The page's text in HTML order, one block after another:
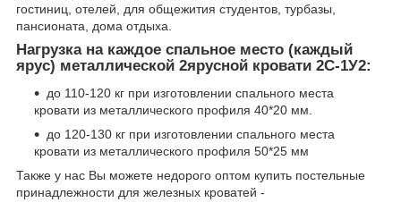
гостиниц, отелей, для общежития студентов, турбазы,
пансионата, дома отдыха.
Нагрузка на каждое спальное место (каждый
ярус) металлической 2ярусной кровати 2С-1У2:
до 110-120 кг при изготовлении спального места
кровати из металлического профиля 40*20 мм.
до 120-130 кг при изготовлении спального места
кровати из металлического профиля 50*25 мм
Также у нас Вы можете недорого оптом купить постельные
принадлежности для железных кроватей -